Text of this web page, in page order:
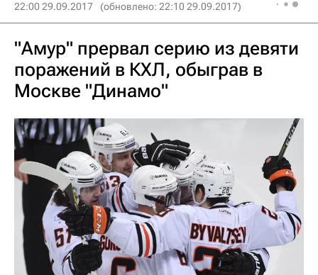
22:00 29.09.2017 (обновлено: 22:10 29.09.2017)
"Амур" прервал серию из девяти
поражений в КХЛ, обыграв в
Москве "Динамо"